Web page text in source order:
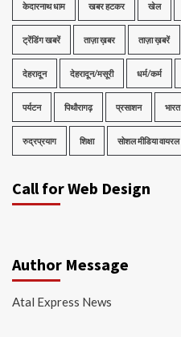
केदारनाथ धाम खबर हटकर खेल
ट्रेंडिंग खबरें ताज़ा ख़बर ताज़ा ख़बरें
देहरादून देहरादून/मसूरी धर्म/कर्म
पर्यटन पिथौरागढ़ प्रसाशन भारत
रुद्रप्रयाग शिक्षा सोशल मीडिया वायरल
Call for Web Design
Author Message
Atal Express News